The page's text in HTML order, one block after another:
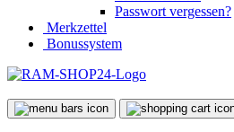
Passwort vergessen?
Merkzettel
Bonussystem